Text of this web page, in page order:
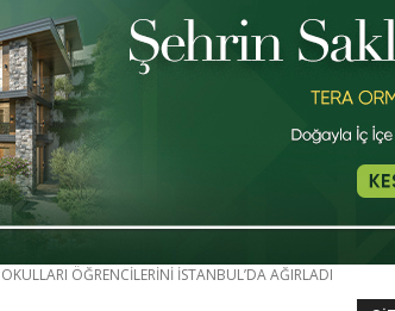
ÖĞRENCİLERİNİ İSTANBUL’DA AĞIRLADI